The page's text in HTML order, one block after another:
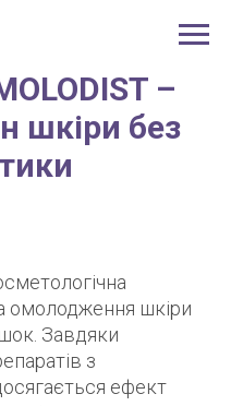
–
шкіри без
омолодження шкіри
Завдяки
з
ефект